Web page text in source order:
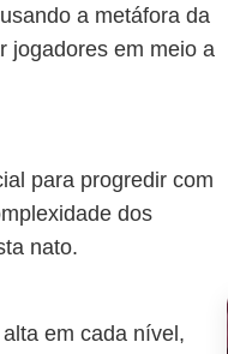
a metáfora da
jogadores em meio a
para progredir com
dos
nato.
em cada nível,